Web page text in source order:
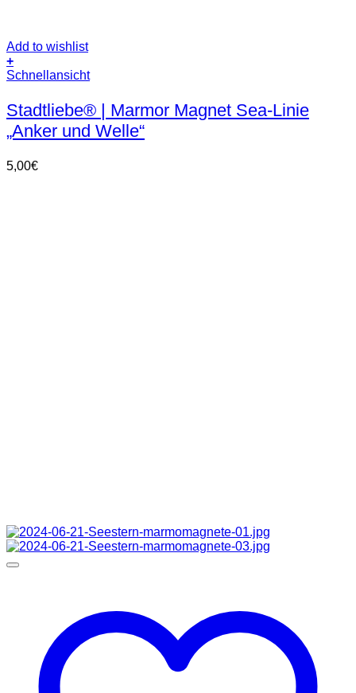
Add to wishlist
+
Schnellansicht
Stadtliebe® | Marmor Magnet Sea-Linie
„Anker und Welle“
5,00€